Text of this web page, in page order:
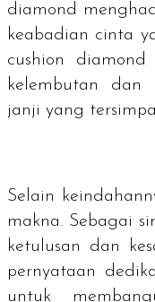
diamond
keabadian cinta
cushion diamond
kelembutan dan
janji yang
Selain
makna. Sebagai
ketulusan dan
pernyataan
untuk